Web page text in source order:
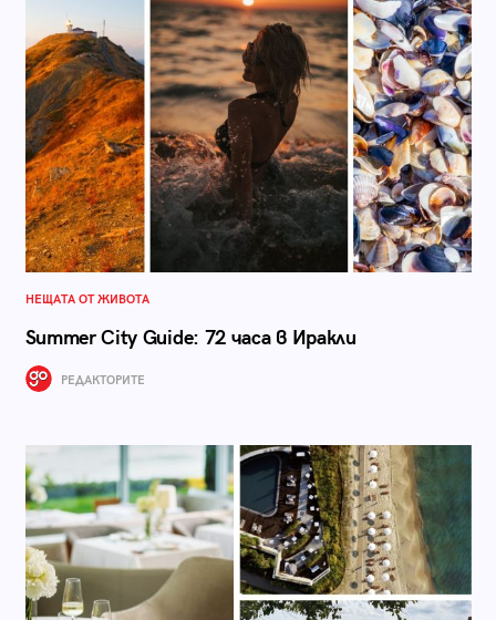
НЕЩАТА ОТ ЖИВОТА
Summer City Guide: 72 часа в Иракли
РЕДАКТОРИТЕ